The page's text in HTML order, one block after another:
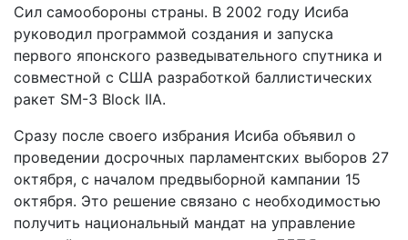
Сил самообороны страны. В 2002 году Исиба
руководил программой создания и запуска
первого японского разведывательного спутника и
совместной с США разработкой баллистических
ракет SM-3 Block IIA.
Сразу после своего избрания Исиба объявил о
проведении досрочных парламентских выборов 27
октября, с началом предвыборной кампании 15
октября. Это решение связано с необходимостью
получить национальный мандат на управление